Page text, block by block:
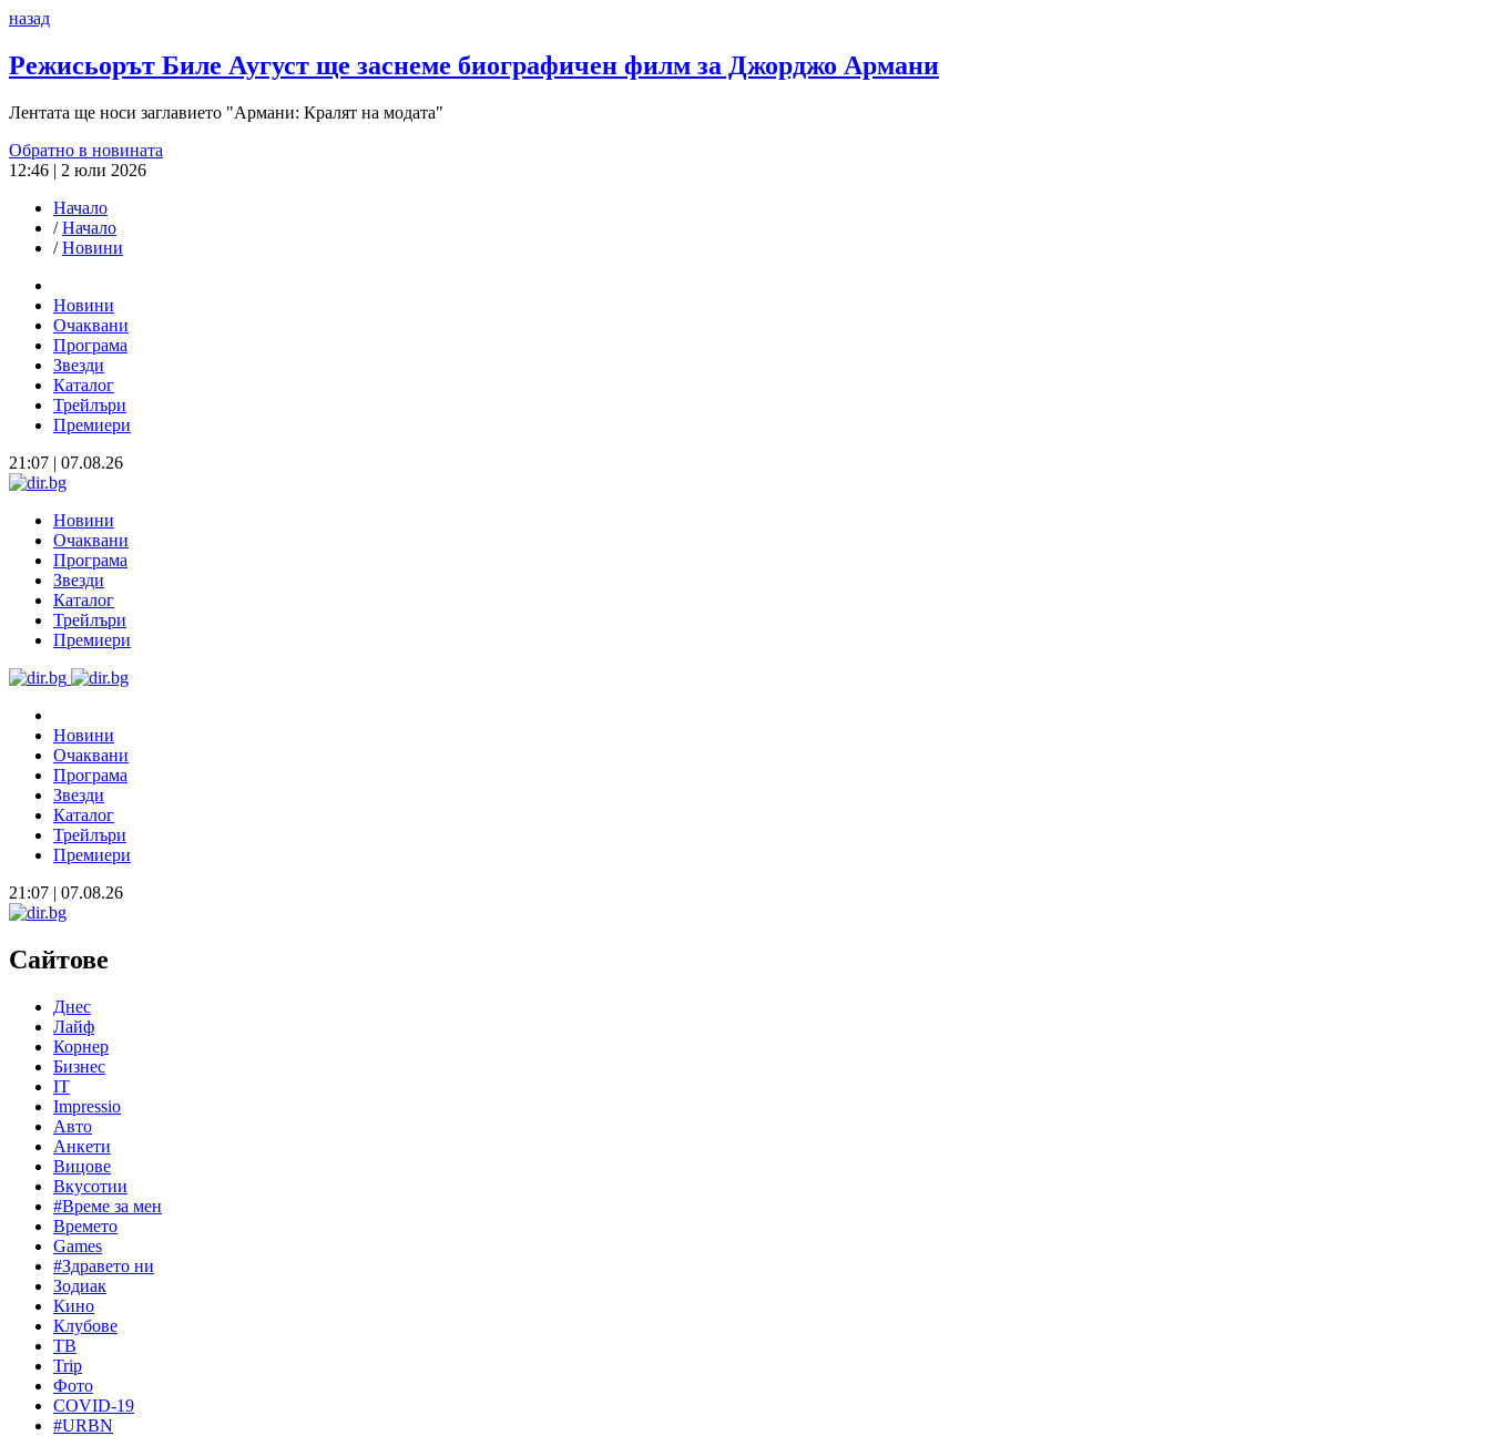
назад
Режисьорът Биле Аугуст ще заснеме биографичен филм за Джорджо Армани
Лентата ще носи заглавието "Армани: Кралят на модата"
Обратно в новината
12:46 | 2 юли 2026
Начало
/Начало
/Новини
Новини
Очаквани
Програма
Звезди
Каталог
Трейлъри
Премиери
21:07 | 07.08.26
Новини
Очаквани
Програма
Звезди
Каталог
Трейлъри
Премиери
Новини
Очаквани
Програма
Звезди
Каталог
Трейлъри
Премиери
21:07 | 07.08.26
Сайтове
Днес
Лайф
Корнер
Бизнес
IT
Impressio
Авто
Анкети
Вицове
Вкусотии
#Време за мен
Времето
Games
#Здравето ни
Зодиак
Кино
Клубове
ТВ
Trip
Фото
COVID-19
#URBN